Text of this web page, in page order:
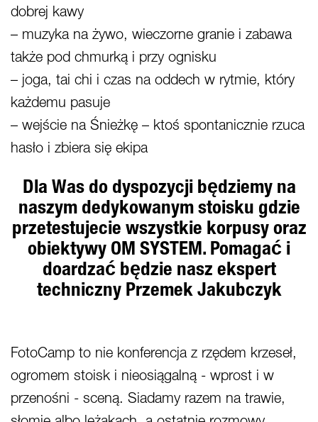
dobrej kawy
– muzyka na żywo, wieczorne granie i zabawa
także pod chmurką i przy ognisku
– joga, tai chi i czas na oddech w rytmie, który
każdemu pasuje
– wejście na Śnieżkę – ktoś spontanicznie rzuca
hasło i zbiera się ekipa
Dla Was do dyspozycji będziemy na
naszym dedykowanym stoisku gdzie
przetestujecie wszystkie korpusy oraz
obiektywy OM SYSTEM. Pomagać i
doardzać będzie nasz ekspert
techniczny Przemek Jakubczyk
FotoCamp to nie konferencja z rzędem krzeseł,
ogromem stoisk i nieosiągalną - wprost i w
przenośni - sceną. Siadamy razem na trawie,